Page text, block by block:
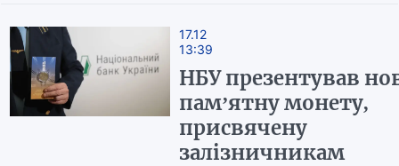
17.12
13:39
НБУ презентував
пам’ятну монету,
присвячену
залізничникам